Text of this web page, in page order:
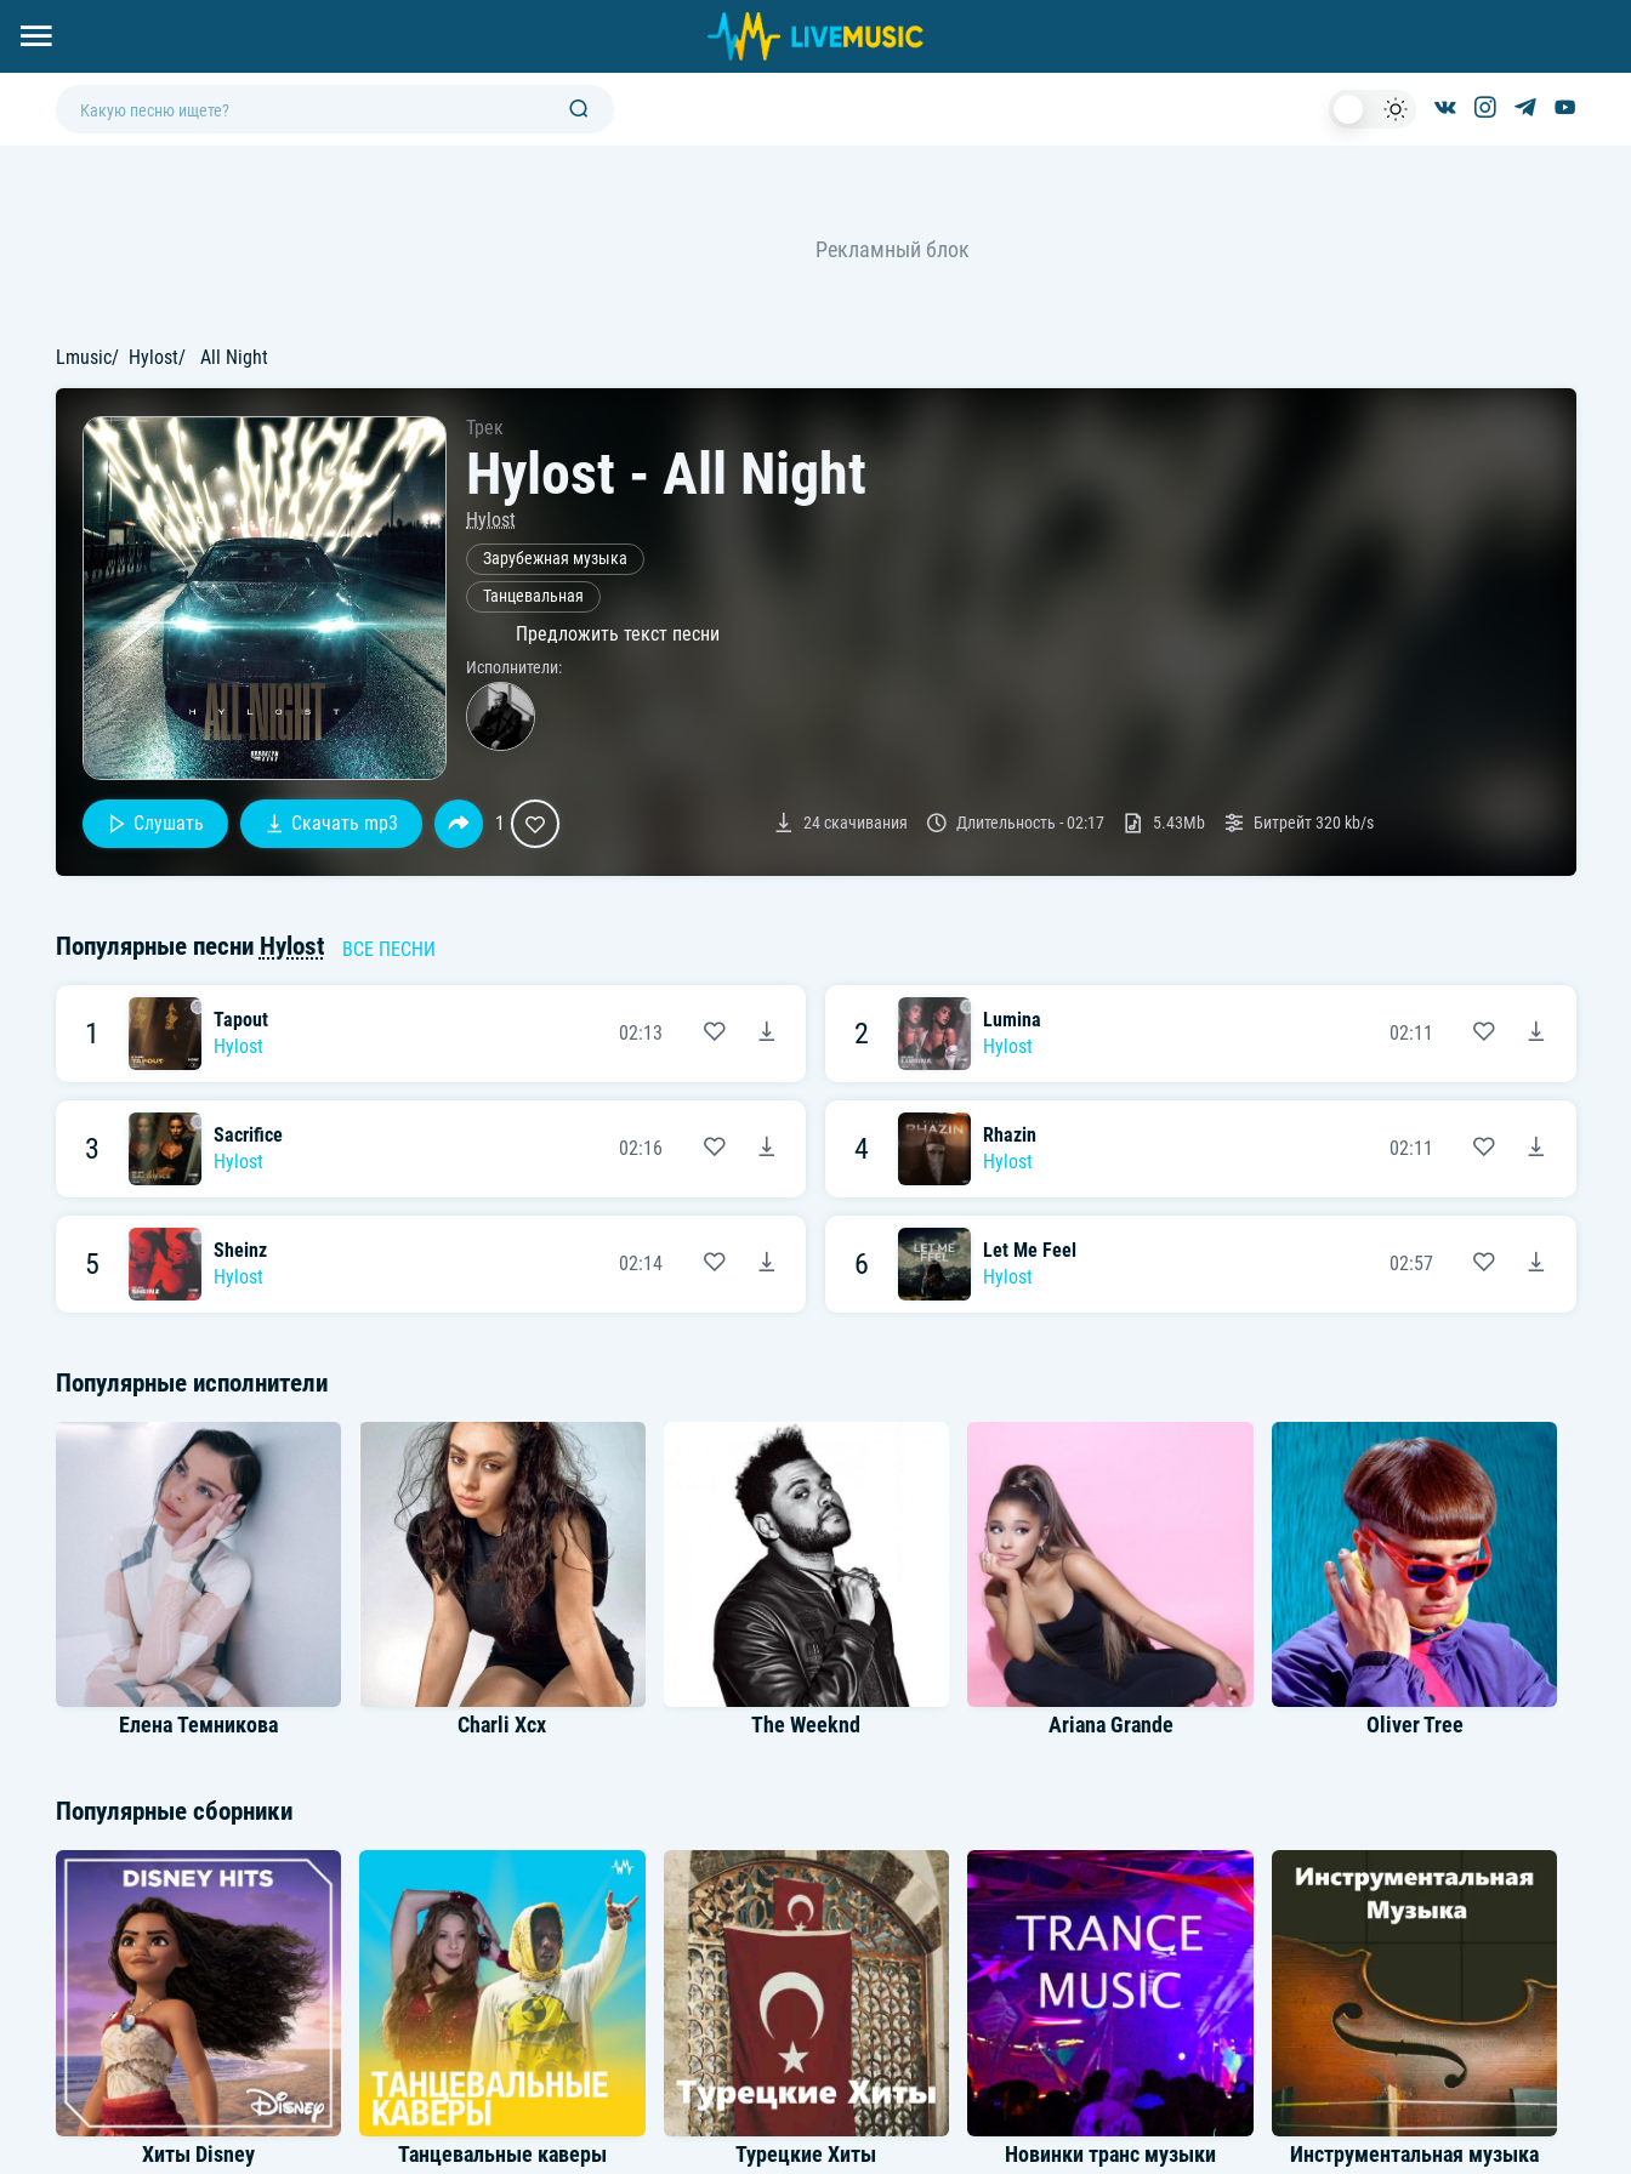
Lmusic Hylost All Night
Трек
Hylost - All Night
Hylost
Зарубежная музыка
Танцевальная
Предложить текст песни
Исполнители:
Слушать Скачать mp3 1 24скачивания Длительность -02:17 5.43Mb Битрейт320 kb/s
Популярные песни Hylost ВСЕ ПЕСНИ
1
Tapout
Hylost
02:13 2
Lumina
Hylost
02:11
3
Sacrifice
Hylost
02:16 4
Rhazin
Hylost
02:11
5
Sheinz
Hylost
02:14 6
Let Me Feel
Hylost
02:57
Популярные исполнители
Елена Темникова Charli Xcx The Weeknd Ariana Grande Oliver Tree
Umar Keyn R3Hab Lana Del Rey Britney Spears Sia
Популярные сборники
Хиты Disney Танцевальные каверы Турецкие Хиты Новинки транс музыки Инструментальная музыка